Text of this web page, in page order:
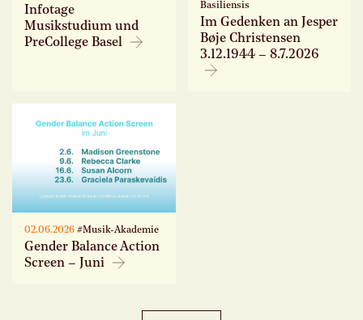
Infotage
Musikstudium und
PreCollege Basel
Basiliensis
Im Gedenken an Jesper
Bøje Christensen
3.12.1944 – 8.7.2026
02.06.2026 #Musik-Akademie
Gender Balance Action
Screen – Juni